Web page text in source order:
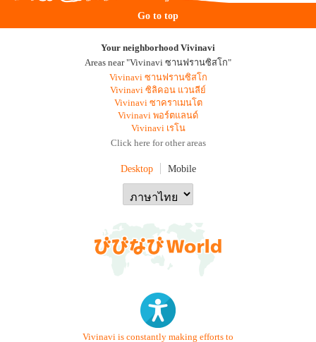
Go to top
Your neighborhood Vivinavi
Areas near "Vivinavi ซานฟรานซิสโก"
Vivinavi ซานฟรานซิสโก
Vivinavi ซิลิคอน แวนลีย์
Vivinavi ซาคราเมนโต
Vivinavi พอร์ตแลนด์
Vivinavi เรโน
Click here for other areas
Desktop Mobile
Vivinavi is constantly making efforts to